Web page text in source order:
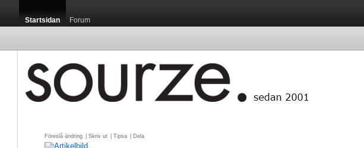
Startsidan Forum
Föreslå ändring Skriv ut Tipsa Dela